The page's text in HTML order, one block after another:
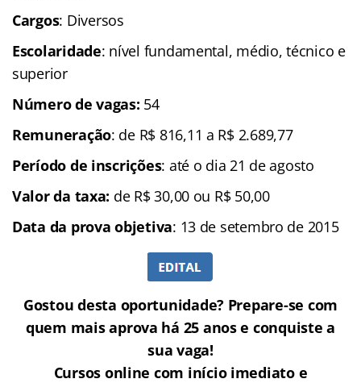
Cargos: Diversos
Escolaridade: nível fundamental, médio, técnico e
superior
Número de vagas: 54
Remuneração: de R$ 816,11 a R$ 2.689,77
Período de inscrições: até o dia 21 de agosto
Valor da taxa: de R$ 30,00 ou R$ 50,00
Data da prova objetiva: 13 de setembro de 2015
Gostou desta oportunidade? Prepare-se com
quem mais aprova há 25 anos e conquiste a
sua vaga!
Cursos online com início imediato e